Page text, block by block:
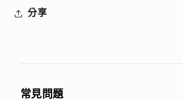
分享
常見問題